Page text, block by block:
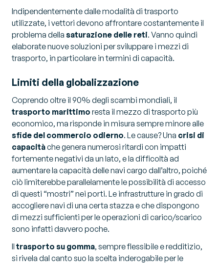
Indipendentemente dalle modalità di trasporto
utilizzate, i vettori devono affrontare costantemente il
problema della saturazione delle reti. Vanno quindi
elaborate nuove soluzioni per sviluppare i mezzi di
trasporto, in particolare in termini di capacità.
Limiti della globalizzazione
Coprendo oltre il 90% degli scambi mondiali, il
trasporto marittimo resta il mezzo di trasporto più
economico, ma risponde in misura sempre minore alle
sfide del commercio odierno. Le cause? Una crisi di
capacitàche genera numerosi ritardi con impatti
fortemente negativi da un lato, e la difficoltà ad
aumentare la capacità delle navi cargo dall’altro, poiché
ciò limiterebbe parallelamente le possibilità di accesso
di questi “mostri” nei porti. Le infrastrutture in grado di
accogliere navi di una certa stazza e che dispongono
di mezzi sufficienti per le operazioni di carico/scarico
sono infatti davvero poche.
Il trasporto su gomma, sempre flessibile e redditizio,
si rivela dal canto suo la scelta inderogabile per le